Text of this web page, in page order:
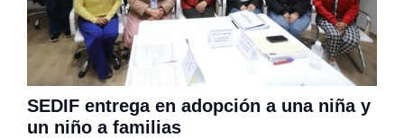
SEDIF entrega en adopción a una niña y
un niño a familias